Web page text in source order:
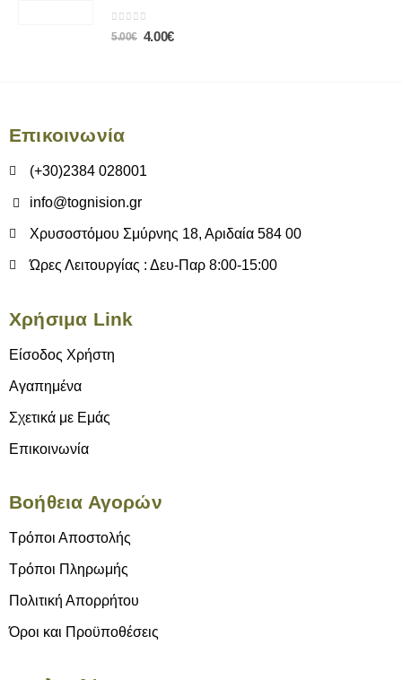
0 out of 5
5.00€ 4.00€
Επικοινωνία
(+30)2384 028001
info@tognision.gr
Χρυσοστόμου Σμύρνης 18, Αριδαία 584 00
Ώρες Λειτουργίας : Δευ-Παρ 8:00-15:00
Χρήσιμα Link
Είσοδος Χρήστη
Αγαπημένα
Σχετικά με Εμάς
Επικοινωνία
Βοήθεια Αγορών
Τρόποι Αποστολής
Τρόποι Πληρωμής
Πολιτική Απορρήτου
Όροι και Προϋποθέσεις